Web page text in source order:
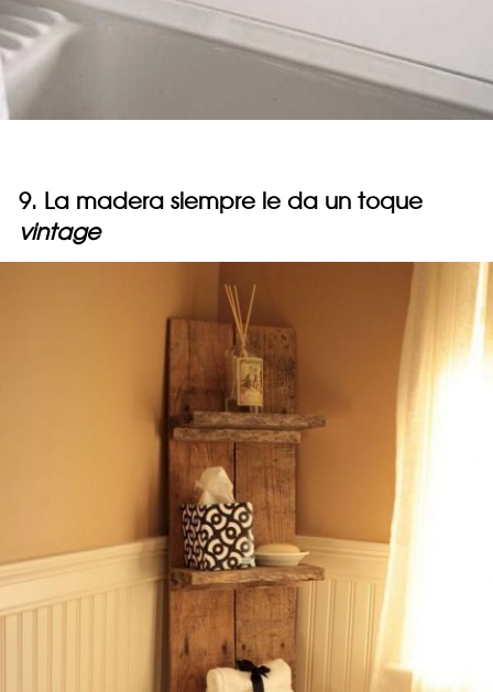
9. La madera siempre le da un toque
vintage